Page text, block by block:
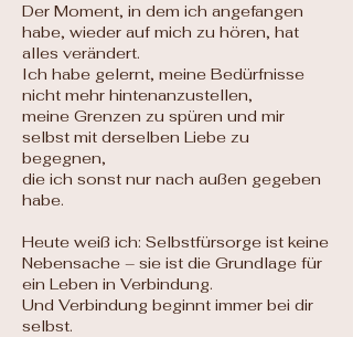
Der Moment, in dem ich angefangen
habe, wieder auf mich zu hören, hat
alles verändert.
Ich habe gelernt, meine Bedürfnisse
nicht mehr hintenanzustellen,
meine Grenzen zu spüren und mir
selbst mit derselben Liebe zu
begegnen,
die ich sonst nur nach außen gegeben
habe.
Heute weiß ich: Selbstfürsorge ist keine
Nebensache – sie ist die Grundlage für
ein Leben in Verbindung.
Und Verbindung beginnt immer bei dir
selbst.